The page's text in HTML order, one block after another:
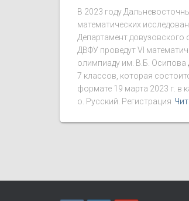
В 2023 году
математических
Департамент довузовского
ДВФУ проведут VI
олимпиаду им. В.Б. Осипова
7 классов, которая
формате 19 марта 2023 г. в
о. Русский. Регистрация